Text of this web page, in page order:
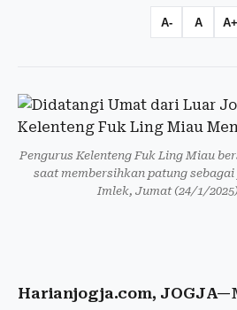
A- A A+
Pengurus Kelenteng Fuk Ling Miau
saat membersihkan patung
Imlek, Jumat (24/1/
Harianjogja.com, JOGJA—